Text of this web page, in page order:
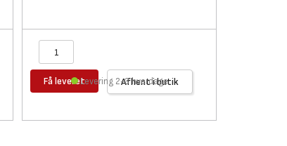
Få leveret Afhent i butik
Levering 2-3 hverdage